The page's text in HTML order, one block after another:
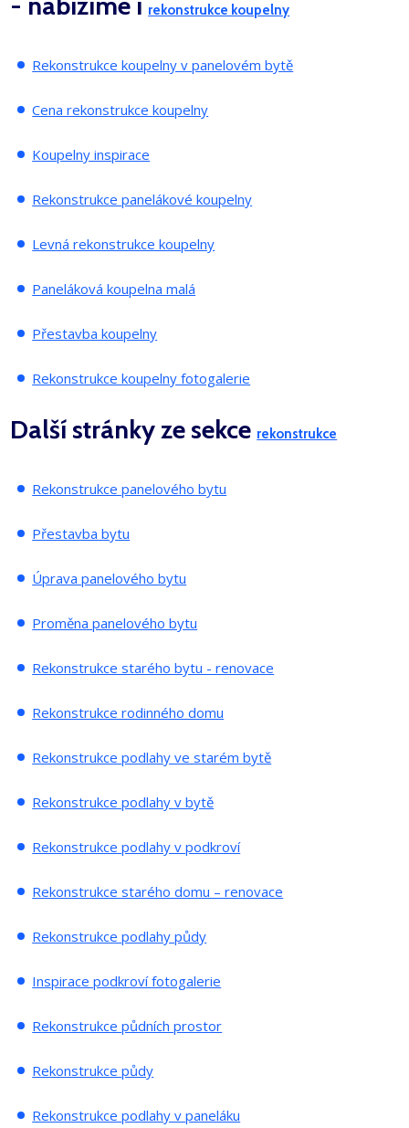
rekonstrukce koupelny
Rekonstrukce koupelny v panelovém bytě
Cena rekonstrukce koupelny
Koupelny inspirace
Rekonstrukce panelákové koupelny
Levná rekonstrukce koupelny
Paneláková koupelna malá
Přestavba koupelny
Rekonstrukce koupelny fotogalerie
Další stránky ze sekce rekonstrukce
Rekonstrukce panelového bytu
Přestavba bytu
Úprava panelového bytu
Proměna panelového bytu
Rekonstrukce starého bytu - renovace
Rekonstrukce rodinného domu
Rekonstrukce podlahy ve starém bytě
Rekonstrukce podlahy v bytě
Rekonstrukce podlahy v podkroví
Rekonstrukce starého domu – renovace
Rekonstrukce podlahy půdy
Inspirace podkroví fotogalerie
Rekonstrukce půdních prostor
Rekonstrukce půdy
Rekonstrukce podlahy v paneláku